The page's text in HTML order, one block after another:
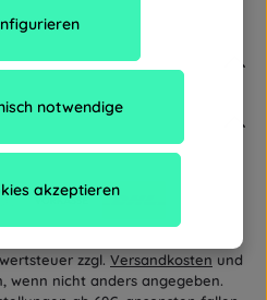
zzgl. Versandkosten und
wenn nicht anders angegeben.
notwendige
akzeptieren